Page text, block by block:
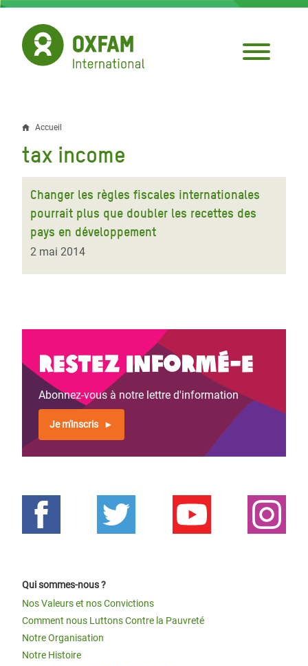
Aller
contenu
principal
Fil
d'Ariane
Accueil
tax income
Changer les règles fiscales internationales
pourrait plus que doubler les recettes des
pays en développement
2 mai 2014
Restez informé-e
Abonnez-vous à notre lettre d'information
Je m'inscris
Qui sommes-nous ?
Nos Valeurs et nos Convictions
Comment nous Luttons Contre la Pauvreté
Notre Organisation
Notre Histoire